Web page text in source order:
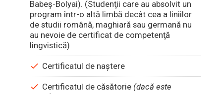
Babeş-Bolyai). (Studenţii care au absolvit un
program într-o altă limbă decât cea a liniilor
de studii română, maghiară sau germană nu
au nevoie de certificat de competenţă
lingvistică)
Certificatul de naştere
Certificatul de căsătorie (dacă este